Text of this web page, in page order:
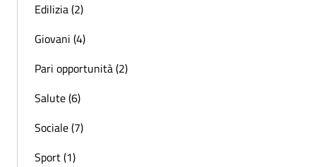
Edilizia (2)
Giovani (4)
Pari opportunità (2)
Salute (6)
Sociale (7)
Sport (1)